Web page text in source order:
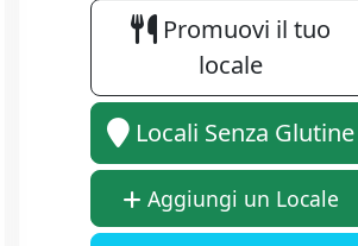
Promuovi il tuo
locale
Locali Senza Glutine
Aggiungi un Locale